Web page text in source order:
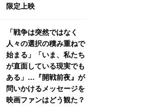
限定上映
「戦争は突然ではなく
人々の選択の積み重ねで
始まる」「いま、私たち
が直面している現実でも
ある」…『開戦前夜』が
問いかけるメッセージを
映画ファンはどう観た？